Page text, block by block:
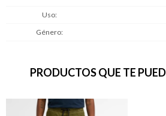
Uso
Género
PRODUCTOS QUE TE